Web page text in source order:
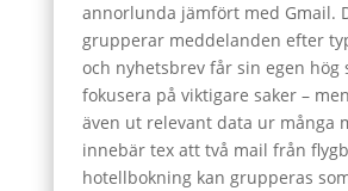
annorlunda jämfört med Gmail.
grupperar meddelanden efter
och nyhetsbrev får sin egen hög
fokusera på viktigare saker –
även ut relevant data ur många
innebär tex att två mail från
hotellbokning kan grupperas